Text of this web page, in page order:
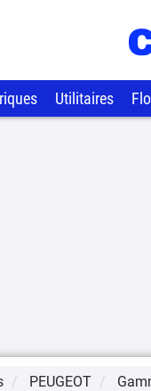
Utilitaires
PEUGEOT